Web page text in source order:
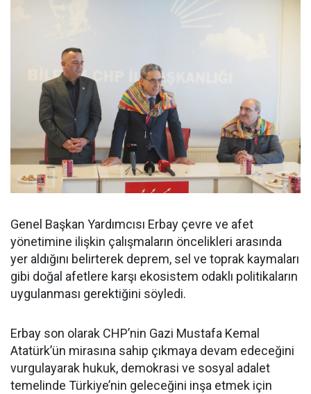
Genel Başkan Yardımcısı Erbay çevre ve afet
yönetimine ilişkin çalışmaların öncelikleri arasında
yer aldığını belirterek deprem, sel ve toprak kaymaları
gibi doğal afetlere karşı ekosistem odaklı politikaların
uygulanması gerektiğini söyledi.
Erbay son olarak CHP’nin Gazi Mustafa Kemal
Atatürk’ün mirasına sahip çıkmaya devam edeceğini
vurgulayarak hukuk, demokrasi ve sosyal adalet
temelinde Türkiye’nin geleceğini inşa etmek için